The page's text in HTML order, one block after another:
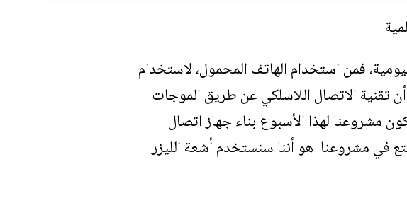
فمن استخدام الهاتف المحمول، لاستخدام
أن تقنية الاتصال اللاسلكي عن طريق الموجات
مشروعنا لهذا الأسبوع بناء جهاز اتصال
في مشروعنا هو أننا سنستخدم أشعة الليزر